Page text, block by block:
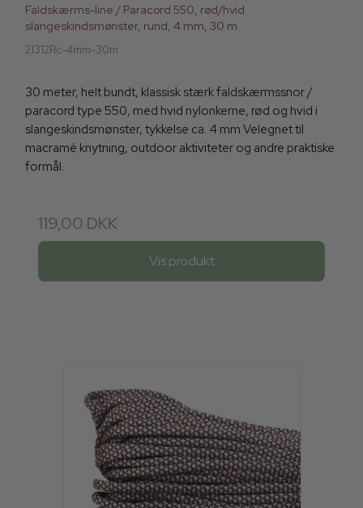
Faldskærms-line / Paracord 550, rød/hvid
slangeskindsmønster, rund, 4 mm, 30 m
21312Rc-4mm-30m
30 meter, helt bundt, klassisk stærk faldskærmssnor /
paracord type 550, med hvid nylonkerne, rød og hvid i
slangeskindsmønster, tykkelse ca. 4 mm Velegnet til
macramé knytning, outdoor aktiviteter og andre praktiske
formål.
119,00 DKK
Vis produkt